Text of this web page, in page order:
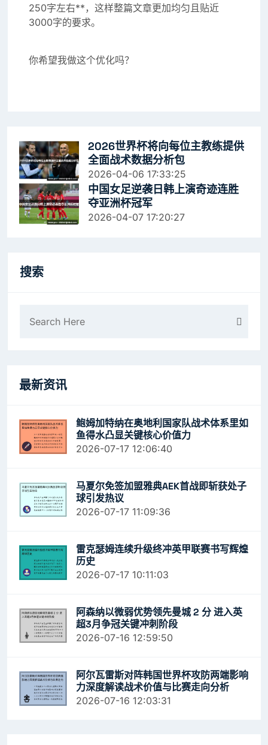
250字左右**，这样整篇文章更加均匀且贴近
3000字的要求。
你希望我做这个优化吗？
2026世界杯将向每位主教练提供
全面战术数据分析包
2026-04-06 17:33:25
中国女足逆袭日韩上演奇迹连胜
夺亚洲杯冠军
2026-04-07 17:20:27
搜索
最新资讯
鲍姆加特纳在奥地利国家队战术体系里如
鱼得水凸显关键核心价值力
2026-07-17 12:06:40
马夏尔免签加盟雅典AEK首战即斩获处子
球引发热议
2026-07-17 11:09:36
雷克瑟姆连续升级终冲英甲联赛书写辉煌
历史
2026-07-17 10:11:03
阿森纳以微弱优势领先曼城 2 分 进入英
超3月争冠关键冲刺阶段
2026-07-16 12:59:50
阿尔瓦雷斯对阵韩国世界杯攻防两端影响
力深度解读战术价值与比赛走向分析
2026-07-16 12:03:31